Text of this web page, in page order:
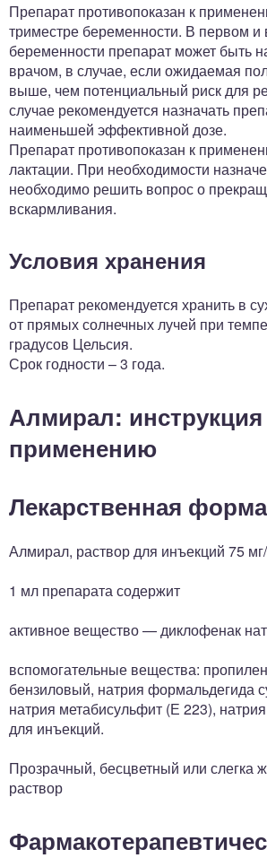
Препарат противопоказан к
триместре беременности. В первом и
беременности препарат может быть
врачом, в случае, если ожидаемая
выше, чем потенциальный риск для
случае рекомендуется назначать
наименьшей эффективной дозе.
Препарат противопоказан к
лактации. При необходимости
необходимо решить вопрос о
вскармливания.
Условия хранения
Препарат рекомендуется хранить в
от прямых солнечных лучей при
градусов Цельсия.
Срок годности – 3 года.
Алмирал:
применению
Лекарственная форма
Алмирал, раствор для инъекций 75
1 мл препарата содержит
активное вещество — диклофенак
вспомогательные вещества:
бензиловый, натрия формальдегида
натрия метабисульфит (Е 223),
для инъекций.
Прозрачный, бесцветный или слегка
раствор